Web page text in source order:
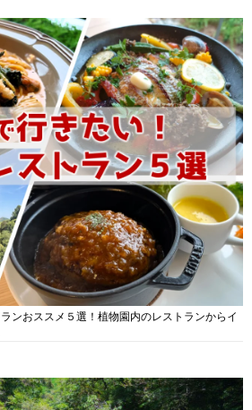
ンおススメ５選！植物園内のレストランからイ